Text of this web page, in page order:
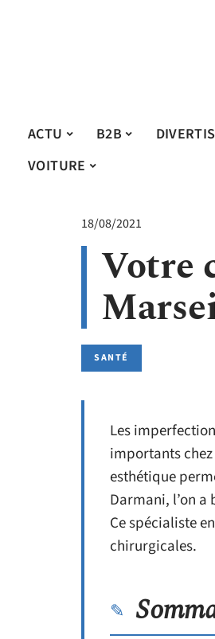
ACTU B2B
VOITURE
18/08/2021
Votre
SANTÉ
Les
importants
esthétique
Darmani, l’on
Ce spécialiste
chirurgicales.